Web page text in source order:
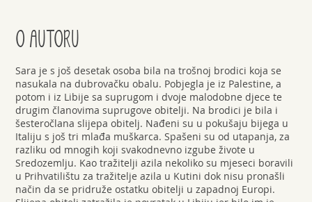
O AUTORU
Sara je s još desetak osoba bila na trošnoj brodici koja se
nasukala na dubrovačku obalu. Pobjegla je iz Palestine, a
potom i iz Libije sa suprugom i dvoje malodobne djece te
drugim članovima suprugove obitelji. Na brodici je bila i
šesteročlana slijepa obitelj. Nađeni su u pokušaju bijega u
Italiju s još tri mlađa muškarca. Spašeni su od utapanja, za
razliku od mnogih koji svakodnevno izgube živote u
Sredozemlju. Kao tražitelji azila nekoliko su mjeseci boravili
u Prihvatilištu za tražitelje azila u Kutini dok nisu pronašli
način da se pridruže ostatku obitelji u zapadnoj Europi.